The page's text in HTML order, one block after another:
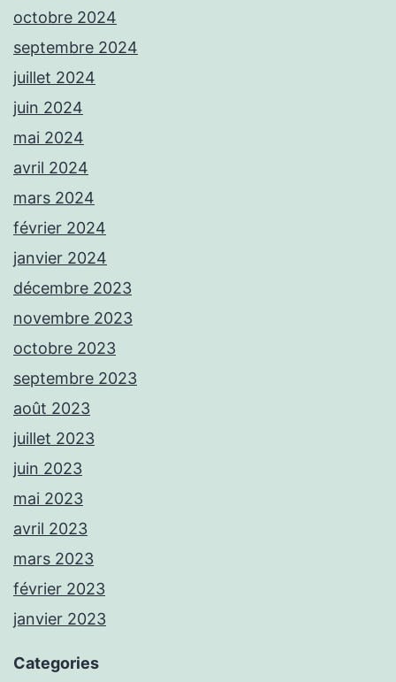
octobre 2024
septembre 2024
juillet 2024
juin 2024
mai 2024
avril 2024
mars 2024
février 2024
janvier 2024
décembre 2023
novembre 2023
octobre 2023
septembre 2023
août 2023
juillet 2023
juin 2023
mai 2023
avril 2023
mars 2023
février 2023
janvier 2023
Categories